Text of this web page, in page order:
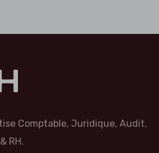
Comptable, Juridique, Audit,
RH.